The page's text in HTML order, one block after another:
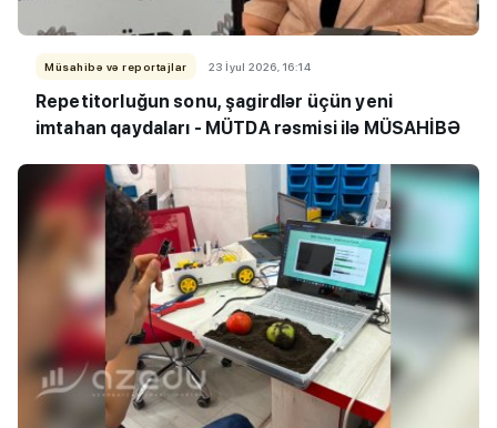
Müsahibə və reportajlar 23 İyul 2026, 16:14
Repetitorluğun sonu, şagirdlər üçün yeni
imtahan qaydaları - MÜTDA rəsmisi ilə MÜSAHİBƏ